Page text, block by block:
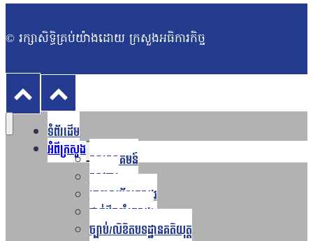
© រក្សាសិទ្ធិគ្រប់យ៉ាងដោយ ក្រសួងអធិការកិច្ច
ទំព័រដើម
អំពីក្រសួង child
សារស្វាគមន៍
សាវតារ
រចនាសម្ព័ន្ធក្រសួង​
ថ្នាក់ដឹកនាំក្រសួង
ច្បាប់/លិខិតបទដ្ឋានគតិយុត្ត